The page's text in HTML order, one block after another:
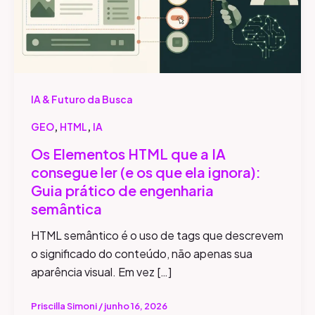
IA & Futuro da Busca
GEO, HTML, IA
Os Elementos HTML que a IA
consegue ler (e os que ela ignora):
Guia prático de engenharia
semântica
HTML semântico é o uso de tags que descrevem
o significado do conteúdo, não apenas sua
aparência visual. Em vez […]
Priscilla Simoni/junho 16, 2026
ler
(e
os
Guia
prático
de
engenharia
semântica